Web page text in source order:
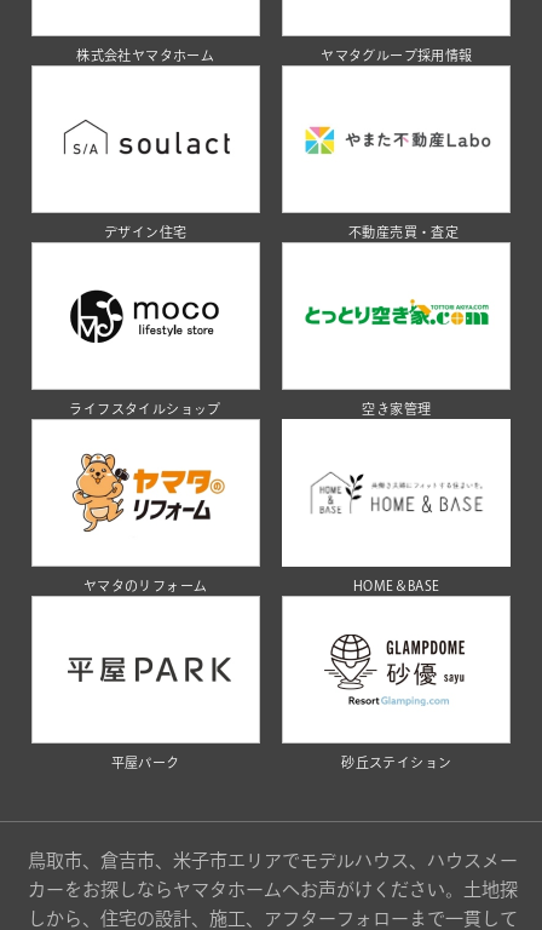
株式会社ヤマタホーム ヤマタグループ採用情報
デザイン住宅 不動産売買・査定
ライフスタイルショップ 空き家管理
ヤマタのリフォーム HOME＆BASE
平屋パーク 砂丘ステイション
鳥取市、倉吉市、米子市エリアでモデルハウス、ハウスメー
カーをお探しならヤマタホームへお声がけください。土地探
しから、住宅の設計、施工、アフターフォローまで一貫して